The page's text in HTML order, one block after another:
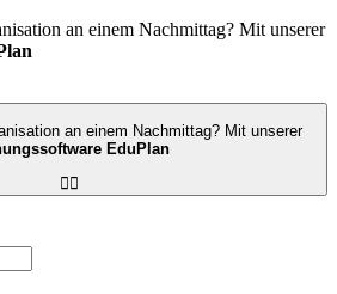
an einem Nachmittag? Mit unserer
an einem Nachmittag? Mit unserer
EduPlan
